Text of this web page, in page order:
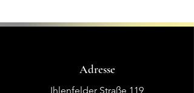
Adresse
Ihlenfelder Straße 119